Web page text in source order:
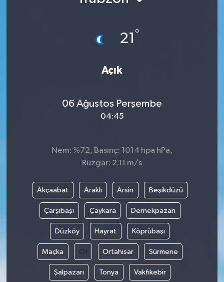
21 °
Açık
06 Ağustos Perşembe
04:45
Nem: %72, Basınç: 1014 hpa hPa,
Rüzgar: 2.11 m/s
Akçaabat Araklı Arsin Beşikdüzü
Çarşıbaşı Çaykara Dernekpazarı
Düzköy Hayrat Köprübaşı
Maçka Of Ortahisar Sürmene
Şalpazarı Tonya Vakfıkebir
Magazin
Politika
Siyaset
Yerel